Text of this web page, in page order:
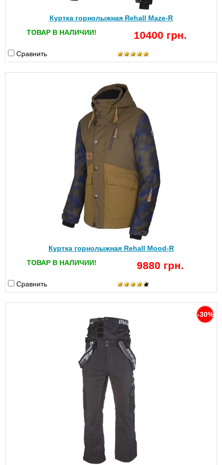
Куртка горнолыжная Rehall Maze-R
ТОВАР В НАЛИЧИИ!
10400 грн.
Сравнить
Куртка горнолыжная Rehall Mood-R
ТОВАР В НАЛИЧИИ!
9880 грн.
Сравнить
-30%